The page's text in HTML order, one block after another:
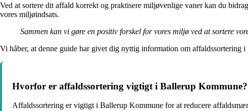
Ved at sortere dit affald korrekt og praktisere miljøvenlige vaner kan du
vores miljøindsats.
Sammen kan vi gøre en positiv forskel for vores miljø ved at sortere
Vi håber, at denne guide har givet dig nyttig information om affaldssortering
Hvorfor er affaldssortering vigtigt i Ballerup Kommune?
Affaldssortering er vigtigt i Ballerup Kommune for at reducere